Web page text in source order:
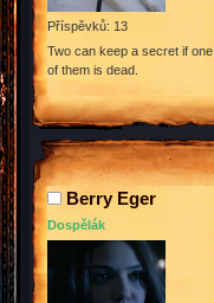
Příspěvků: 13
Two can keep a secret if one
of them is dead.
Berry Eger
Dospělák